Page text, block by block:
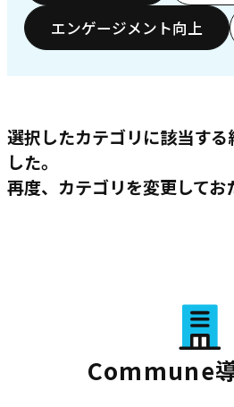
エンゲージメント向上
選択したカテゴリに該当す
した。
再度、カテゴリを変更してお
Commune